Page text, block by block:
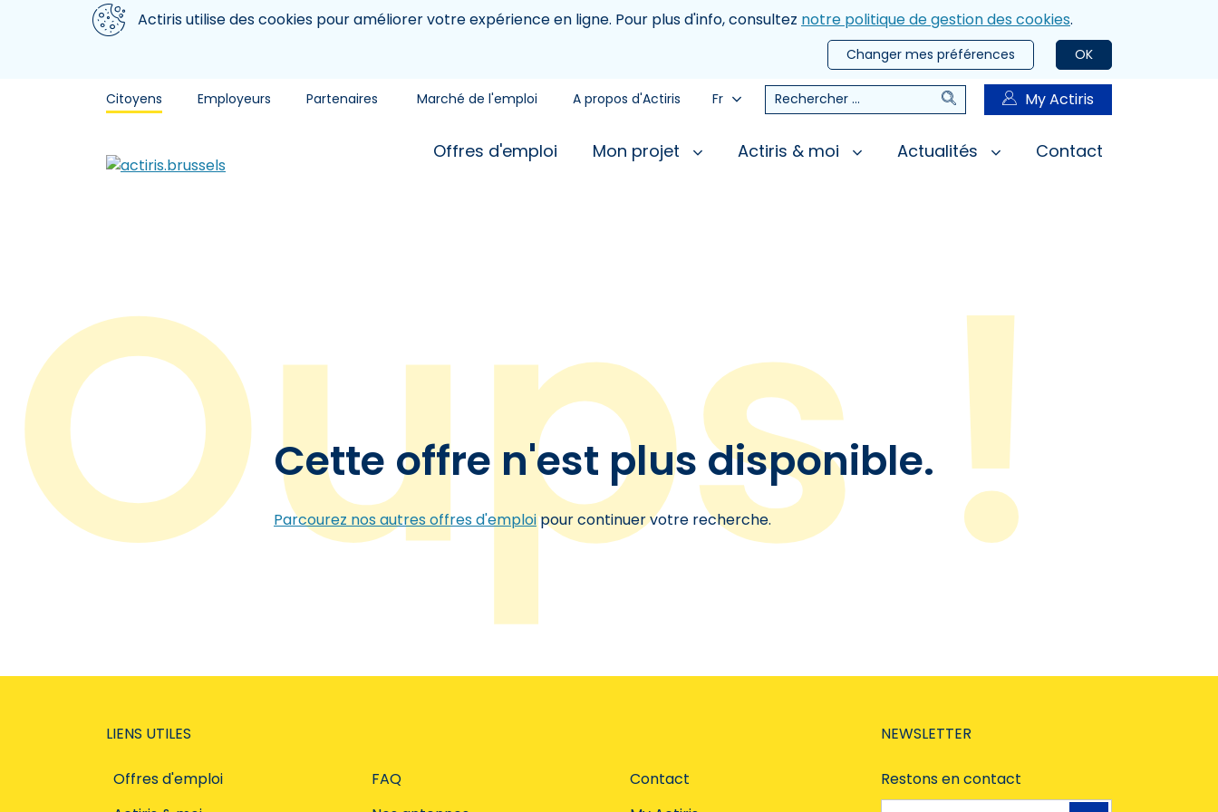
Aller au contenu principal
Nous utilisons des cookiesActiris utilise des cookies pour améliorer votre expérience en ligne. Pour plus d'info, consultez notre politique de gestion des cookies.
OK
Changer mes préférences
Citoyens Employeurs Partenaires Marché de l'emploi A propos d'Actiris Fr Rechercher RechercherMy Actiris
Offres d'emploi Mon projet Actiris & moi Actualités Contact
Cette offre n'est plus disponible.
Parcourez nos autres offres d'emploipour continuer votre recherche.
LIENS UTILES
Offres d'emploi
FAQ
Contact
NEWSLETTER
Restons en contact